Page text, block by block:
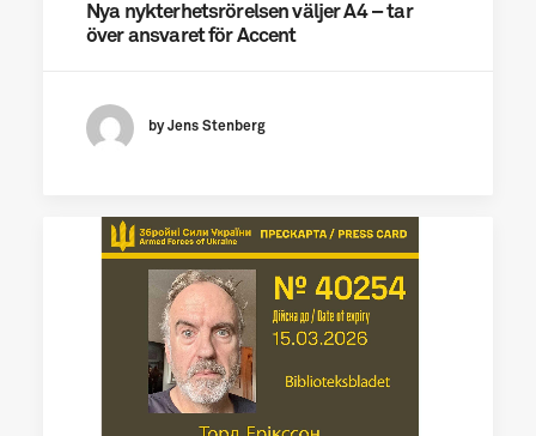
Nya nykterhetsrörelsen väljer A4 – tar
över ansvaret för Accent
by Jens Stenberg